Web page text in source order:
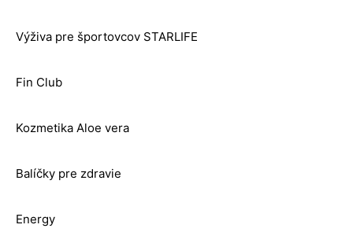
Výživa pre športovcov STARLIFE
Fin Club
Kozmetika Aloe vera
Balíčky pre zdravie
Energy